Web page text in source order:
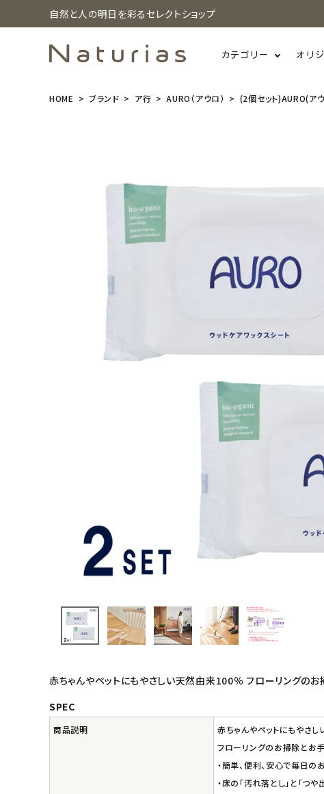
自然と人の明日を彩るセレクトショップ
カテゴリー オリ
インナー・下着・ナイトウェア
フード・ドリンク
HOME ブランド ア行 AURO（アウロ） (2個セット)AURO(ア
赤ちゃんやペットにもやさしい天然由来100％ フローリングの
SPEC
商品説明
赤ちゃんやペットにもやさ
フローリングのお掃除とお
・簡単、便利、安心で毎日の
・床の「汚れ落とし」と「つ